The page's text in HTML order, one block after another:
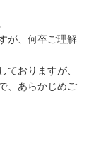
が、何卒ご理解
ておりますが、
、あらかじめご